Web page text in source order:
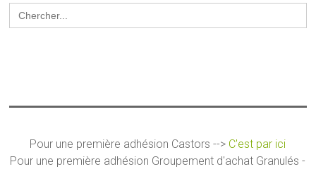
Search
for:
Pour une première adhésion Castors --> C'est par ici
Pour une première adhésion Groupement d'achat Granulés -